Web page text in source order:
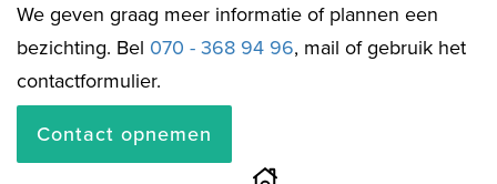
We geven graag meer informatie of plannen een
bezichting. Bel 070 - 368 94 96, mail of gebruik het
contactformulier.
Contact opnemen